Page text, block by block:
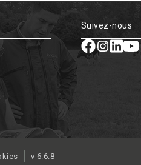
Suivez-nous
v 6.6.8